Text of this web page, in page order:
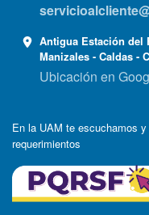
Antigua Estación del
Manizales - Caldas -
Ubicación en
En la UAM te escuchamos
requerimientos